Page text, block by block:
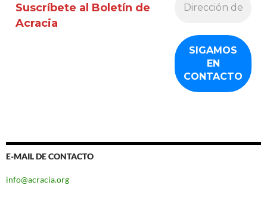
Suscríbete al Boletín de
Acracia
E-MAIL DE CONTACTO
info@acracia.org